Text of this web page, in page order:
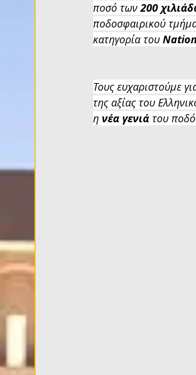
ποσό των 200
ποδοσφαιρικού
κατηγορία του
Τους ευχαριστούμε
της αξίας του
η νέα γενιά του